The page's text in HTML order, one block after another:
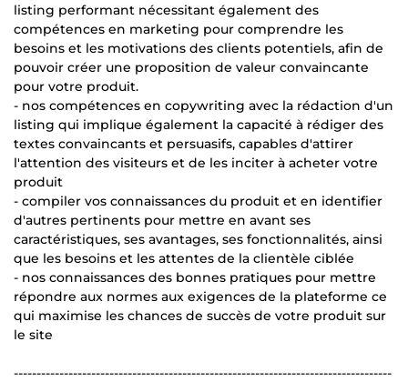
listing performant nécessitant également des
compétences en marketing pour comprendre les
besoins et les motivations des clients potentiels, afin de
pouvoir créer une proposition de valeur convaincante
pour votre produit.
- nos compétences en copywriting avec la rédaction d'un
listing qui implique également la capacité à rédiger des
textes convaincants et persuasifs, capables d'attirer
l'attention des visiteurs et de les inciter à acheter votre
produit
- compiler vos connaissances du produit et en identifier
d'autres pertinents pour mettre en avant ses
caractéristiques, ses avantages, ses fonctionnalités, ainsi
que les besoins et les attentes de la clientèle ciblée
- nos connaissances des bonnes pratiques pour mettre
répondre aux normes aux exigences de la plateforme ce
qui maximise les chances de succès de votre produit sur
le site
-----------------------------------------------------------------------------------